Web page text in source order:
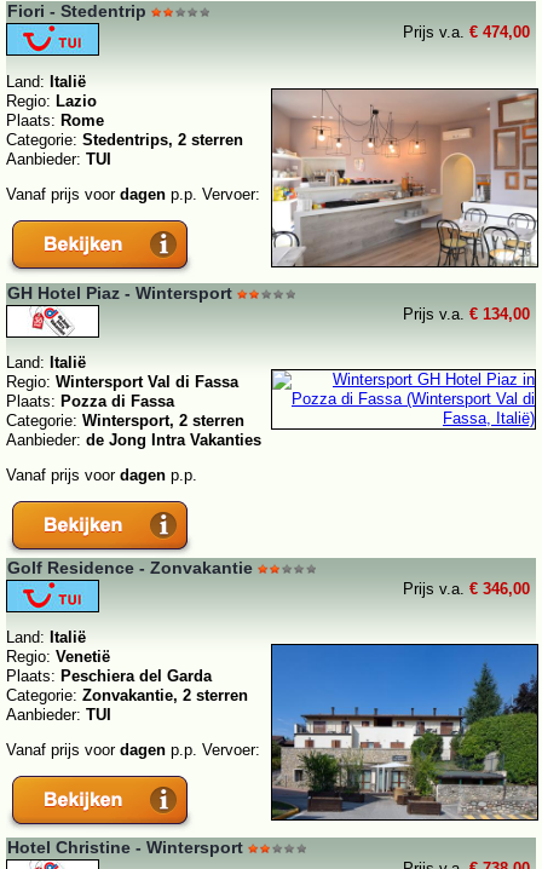
Fiori - Stedentrip
Prijs v.a. € 474,00
Land: Italië
Regio: Lazio
Plaats: Rome
Categorie: Stedentrips, 2 sterren
Aanbieder: TUI
Vanaf prijs voor dagen p.p. Vervoer:
GH Hotel Piaz - Wintersport
Prijs v.a. € 134,00
Land: Italië
Regio: Wintersport Val di Fassa
Plaats: Pozza di Fassa
Categorie: Wintersport, 2 sterren
Aanbieder: de Jong Intra Vakanties
Vanaf prijs voor dagen p.p.
Golf Residence - Zonvakantie
Prijs v.a. € 346,00
Land: Italië
Regio: Venetië
Plaats: Peschiera del Garda
Categorie: Zonvakantie, 2 sterren
Aanbieder: TUI
Vanaf prijs voor dagen p.p. Vervoer:
Hotel Christine - Wintersport